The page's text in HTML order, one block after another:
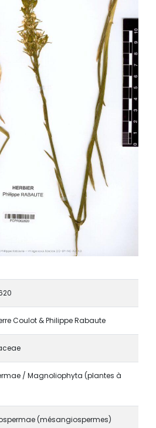
Coulot & Philippe Rabaute
/ Magnoliophyta (plantes à
(mésangiospermes)